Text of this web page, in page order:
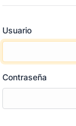
Usuario
Contraseña